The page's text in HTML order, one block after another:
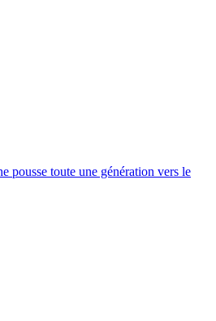
pousse toute une génération vers le